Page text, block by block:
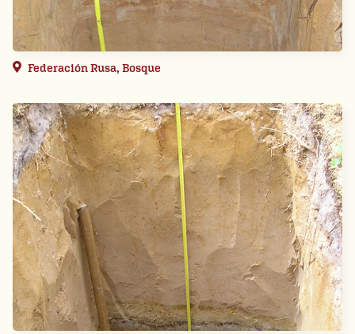
Federación Rusa, Bosque